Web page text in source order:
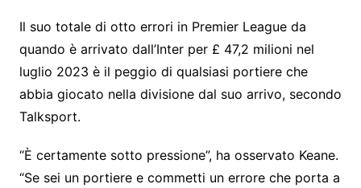
Il suo totale di otto errori in Premier League da
quando è arrivato dall’Inter per £ 47,2 milioni nel
luglio 2023 è il peggio di qualsiasi portiere che
abbia giocato nella divisione dal suo arrivo, secondo
Talksport.
“È certamente sotto pressione”, ha osservato Keane.
“Se sei un portiere e commetti un errore che porta a